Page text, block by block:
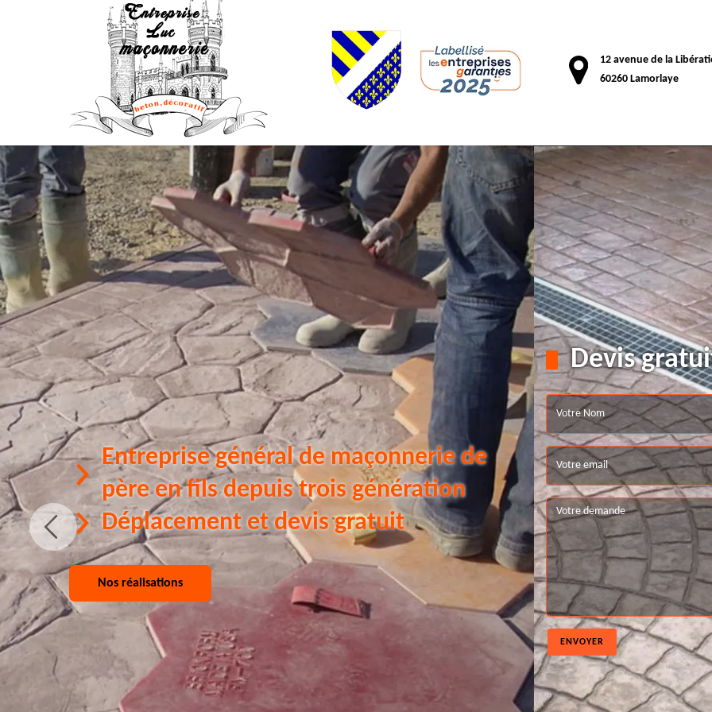
12 avenue de la
60260 Lamorlaye
Entreprise général de maçonnerie de
père en fils depuis trois génération
Déplacement et devis gratuit
Nos réalisations
Devis